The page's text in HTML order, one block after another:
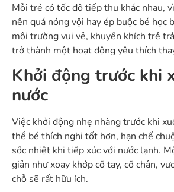
Mỗi trẻ có tốc độ tiếp thu khác nhau,
nên quá nóng vội hay ép buộc bé học
môi trường vui vẻ, khuyến khích trẻ
trở thành một hoạt động yêu thích
Khởi động trước khi
nước
Việc khởi động nhẹ nhàng trước khi
thể bé thích nghi tốt hơn, hạn chế
sốc nhiệt khi tiếp xúc với nước lạnh.
giản như xoay khớp cổ tay, cổ chân,
chỗ sẽ rất hữu ích.